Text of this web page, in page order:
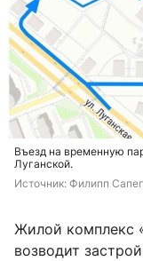
Въезд на временную
Луганской.
Источник: Филипп
Жилой комплекс
возводит